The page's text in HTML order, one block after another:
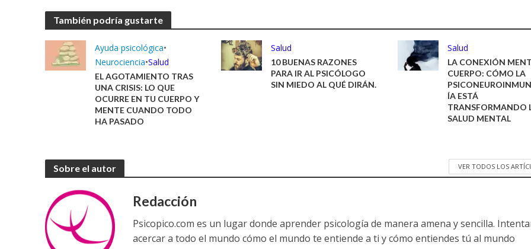
También podría gustarte
Ayuda psicológica•
Neurociencia•Salud
EL AGOTAMIENTO TRAS
UNA CRISIS: LO QUE
OCURRE EN TU CUERPO Y
MENTE CUANDO TODO
HA PASADO
Salud
10 BUENAS RAZONES
PARA IR AL PSICÓLOGO
SIN MIEDO AL QUÉ DIRÁN.
Salud
LA CONEXIÓN
CUERPO: CÓMO LA
ÍA ESTÁ
TRANSFORMANDO
SALUD MENTAL
Sobre el autor VER TODOS LOS
Redacción
Psicopico.com es un lugar donde aprender psicología de manera amena y sencilla.
acercar a todo el mundo cómo el mundo te entiende a ti y cómo entiendes tú al mundo